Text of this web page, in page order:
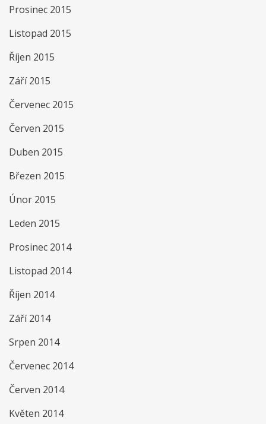
Prosinec 2015
Listopad 2015
Říjen 2015
Září 2015
Červenec 2015
Červen 2015
Duben 2015
Březen 2015
Únor 2015
Leden 2015
Prosinec 2014
Listopad 2014
Říjen 2014
Září 2014
Srpen 2014
Červenec 2014
Červen 2014
Květen 2014